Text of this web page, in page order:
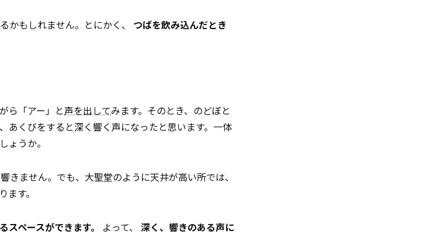
かもしれません。とにかく、 つばを飲み込んだとき
ら「アー」と声を出してみます。そのとき、のどぼと
あくびをすると深く響く声になったと思います。一体
ょうか。
きません。でも、大聖堂のように天井が高い所では、
す。
ペースができます。 よって、 深く、響きのある声に